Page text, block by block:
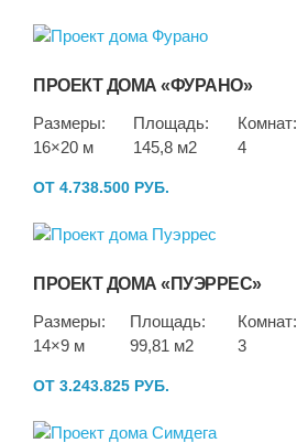
ПРОЕКТ ДОМА «ФУРАНО»
Размеры:
16×20 м
Площадь:
145,8 м2
Комнат:
4
ОТ 4.738.500 РУБ.
ПРОЕКТ ДОМА «ПУЭРРЕС»
Размеры:
14×9 м
Площадь:
99,81 м2
Комнат:
3
ОТ 3.243.825 РУБ.